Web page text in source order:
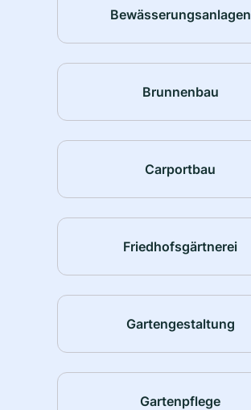
Bewässerungsanlagen
Brunnenbau
Carportbau
Friedhofsgärtnerei
Gartengestaltung
Gartenpflege